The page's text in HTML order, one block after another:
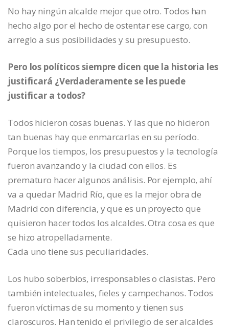
No hay ningún alcalde mejor que otro. Todos han
hecho algo por el hecho de ostentar ese cargo, con
arreglo a sus posibilidades y su presupuesto.
Pero los políticos siempre dicen que la historia les
justificará ¿Verdaderamente se les puede
justificar a todos?
Todos hicieron cosas buenas. Y las que no hicieron
tan buenas hay que enmarcarlas en su período.
Porque los tiempos, los presupuestos y la tecnología
fueron avanzando y la ciudad con ellos. Es
prematuro hacer algunos análisis. Por ejemplo, ahí
va a quedar Madrid Río, que es la mejor obra de
Madrid con diferencia, y que es un proyecto que
quisieron hacer todos los alcaldes. Otra cosa es que
se hizo atropelladamente.
Cada uno tiene sus peculiaridades.
Los hubo soberbios, irresponsables o clasistas. Pero
también intelectuales, fieles y campechanos. Todos
fueron víctimas de su momento y tienen sus
claroscuros. Han tenido el privilegio de ser alcaldes